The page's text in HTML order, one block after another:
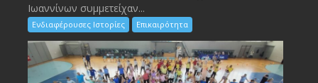
Ιωαννίνων συμμετείχαν...
Ενδιαφέρουσες Ιστορίες Επικαιρότητα